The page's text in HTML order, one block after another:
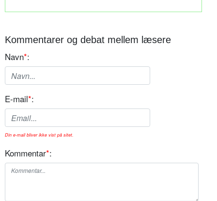
Kommentarer og debat mellem læsere
Navn*:
E-mail*:
Din e-mail bliver ikke vist på sitet.
Kommentar*: